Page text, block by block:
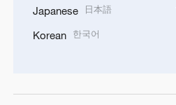
Japanese 日本語
Korean 한국어